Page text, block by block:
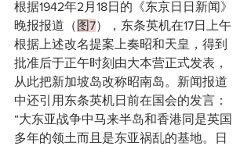
根据1942年2月18日的《东京日日新闻》
晚报报道（ 图7），东条英机在17日上午
根据上述改名提案上奏昭和天皇，得到
批准后于正午时刻由大本营正式发表，
从此把新加坡岛改称昭南岛。新闻报道
中还引用东条英机日前在国会的发言：
“大东亚战争中马来半岛和香港同是英国
多年的领土而且是东亚祸乱的基地。日